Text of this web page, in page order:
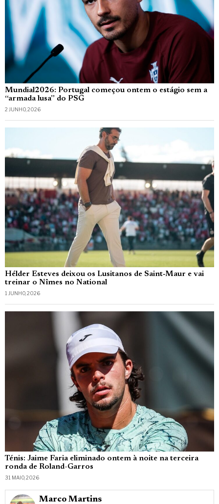
Mundial2026: Portugal começou ontem o estágio sem a
“armada lusa” do PSG
2 JUNHO, 2026
Hélder Esteves deixou os Lusitanos de Saint‑Maur e vai
treinar o Nîmes no National
1 JUNHO, 2026
Ténis: Jaime Faria eliminado ontem à noite na terceira
ronda de Roland-Garros
31 MAIO, 2026
Marco Martins